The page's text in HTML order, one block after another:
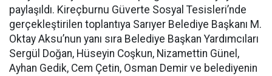
paylaşıldı. Kireçburnu Güverte Sosyal Tesisleri’nde
gerçekleştirilen toplantıya Sarıyer Belediye Başkanı M.
Oktay Aksu’nun yanı sıra Belediye Başkan Yardımcıları
Sergül Doğan, Hüseyin Coşkun, Nizamettin Günel,
Ayhan Gedik, Cem Çetin, Osman Demir ve belediyenin